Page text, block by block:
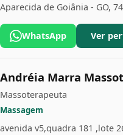
Aparecida de Goiânia - GO,
WhatsApp Ver
Andréia Marra
Massoterapeuta
Massagem
avenida v5,quadra 181 ,lote